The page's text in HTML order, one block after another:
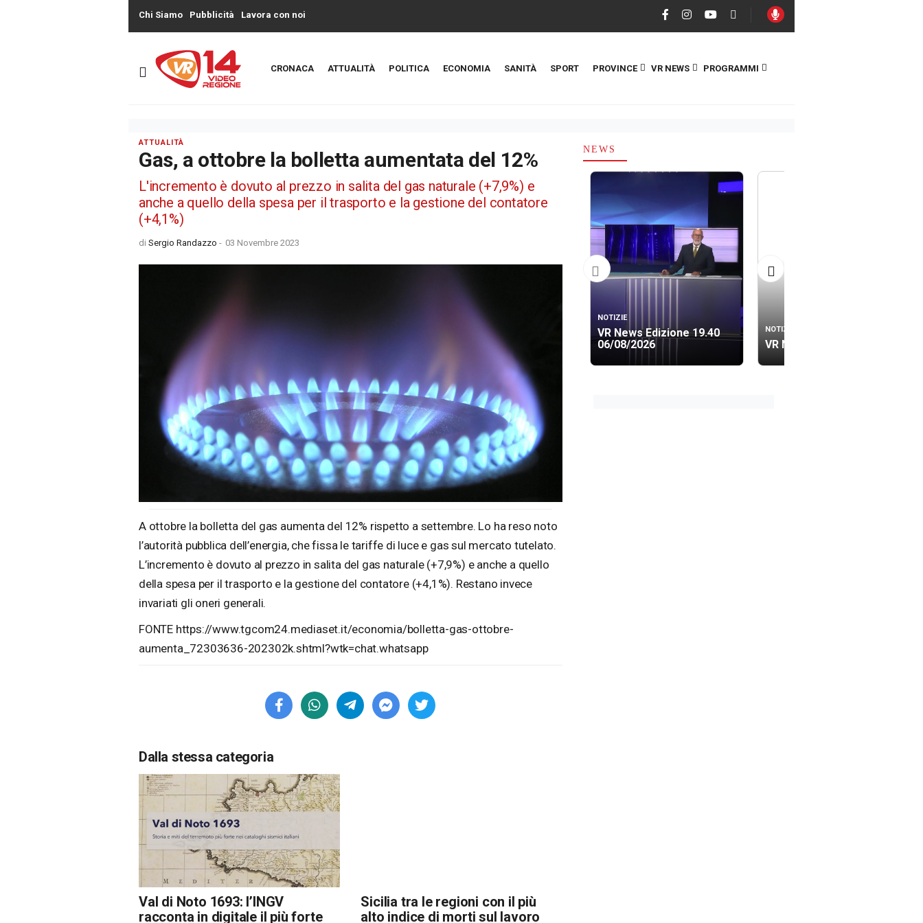
Chi Siamo Pubblicità Lavora con noi
CRONACA ATTUALITÀ POLITICA ECONOMIA SANITÀ SPORT PROVINCE VR NEWS PROGRAMMI
ATTUALITÀ
Gas, a ottobre la bolletta aumentata del 12%
L'incremento è dovuto al prezzo in salita del gas naturale (+7,9%) e
anche a quello della spesa per il trasporto e la gestione del contatore
(+4,1%)
di Sergio Randazzo - 03 Novembre 2023
A ottobre la bolletta del gas aumenta del 12% rispetto a settembre. Lo ha reso noto
l’autorità pubblica dell’energia, che fissa le tariffe di luce e gas sul mercato tutelato.
L’incremento è dovuto al prezzo in salita del gas naturale (+7,9%) e anche a quello
della spesa per il trasporto e la gestione del contatore (+4,1%). Restano invece
invariati gli oneri generali.
FONTE https://www.tgcom24.mediaset.it/economia/bolletta-gas-ottobre-
aumenta_72303636-202302k.shtml?wtk=chat.whatsapp
Dalla stessa categoria
Val di Noto 1693: l’INGV
racconta in digitale il più forte
Sicilia tra le regioni con il più
alto indice di morti sul lavoro
NEWS
NOTIZIE
VR News Edizione 19.40
06/08/2026
NOTIZIE
VR News Lis 06/08/2026